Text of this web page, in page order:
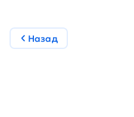
Назад